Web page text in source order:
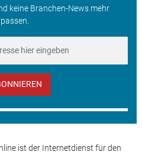
keine Branchen-News mehr
ist der Internetdienst für den